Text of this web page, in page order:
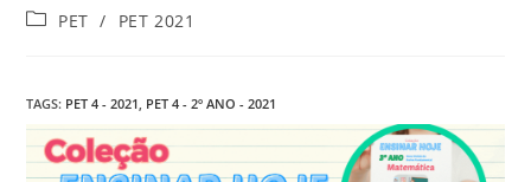
Categoria
PET / PET 2021
TAGS: PET 4 - 2021, PET 4 - 2º ANO - 2021